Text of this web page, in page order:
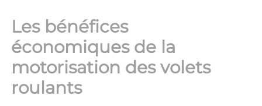
Les bénéfices
économiques de la
motorisation des volets
roulants